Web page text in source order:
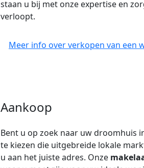
staan u bij met onze expertise en
verloopt.
Meer info over verkopen van een
Aankoop
Bent u op zoek naar uw droomhuis
te kiezen die uitgebreide lokale
u aan het juiste adres. Onze